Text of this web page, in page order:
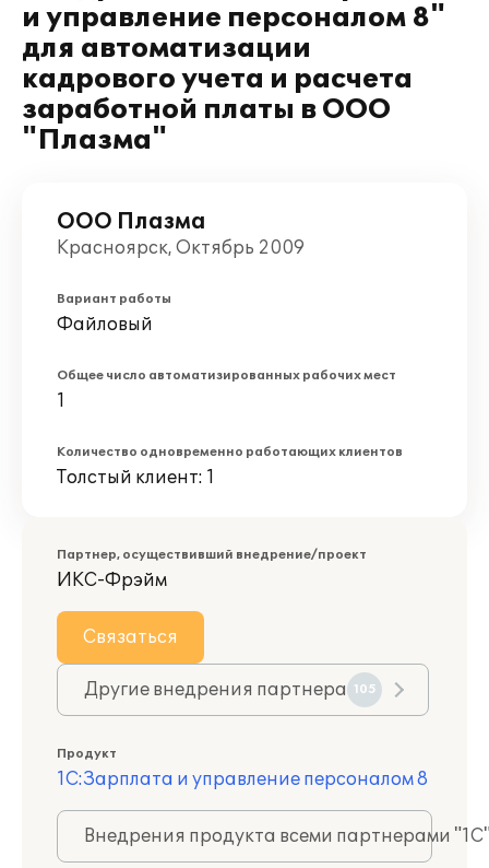
и управление персоналом 8"
для автоматизации
кадрового учета и расчета
заработной платы в ООО
"Плазма"
ООО Плазма
Красноярск, Октябрь 2009
Вариант работы
Файловый
Общее число автоматизированных рабочих мест
1
Количество одновременно работающих клиентов
Толстый клиент: 1
Партнер, осуществивший внедрение/проект
ИКС-Фрэйм
Связаться
Другие внедрения партнера 105
Продукт
1С:Зарплата и управление персоналом 8
Внедрения продукта всеми партнерами